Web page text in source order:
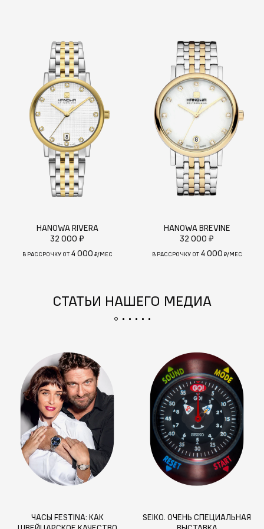
HANOWA RIVERA
32 000 ₽
В РАССРОЧКУ ОТ 4 000 ₽/МЕС
HANOWA BREVINE
32 000 ₽
В РАССРОЧКУ ОТ 4 000 ₽/МЕС
СТАТЬИ НАШЕГО МЕДИА
ЧАСЫ FESTINA: КАК
SEIKO. ОЧЕНЬ СПЕЦИАЛЬНАЯ